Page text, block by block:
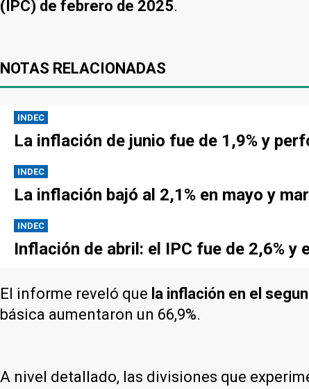
(IPC) de febrero de 2025.
NOTAS RELACIONADAS
INDEC
La inflación de junio fue de 1,9% y
INDEC
La inflación bajó al 2,1% en mayo y
INDEC
Inflación de abril: el IPC fue de 2,6%
El informe reveló que la inflación en el
básica aumentaron un 66,9%.
A nivel detallado, las divisiones que